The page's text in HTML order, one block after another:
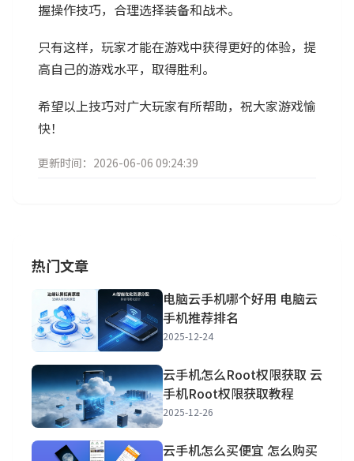
握操作技巧，合理选择装备和战术。
只有这样，玩家才能在游戏中获得更好的体验，提
高自己的游戏水平，取得胜利。
希望以上技巧对广大玩家有所帮助，祝大家游戏愉
快！
更新时间：2026-06-06 09:24:39
热门文章
电脑云手机哪个好用 电脑云
手机推荐排名
2025-12-24
云手机怎么Root权限获取 云
手机Root权限获取教程
2025-12-26
云手机怎么买便宜 怎么购买